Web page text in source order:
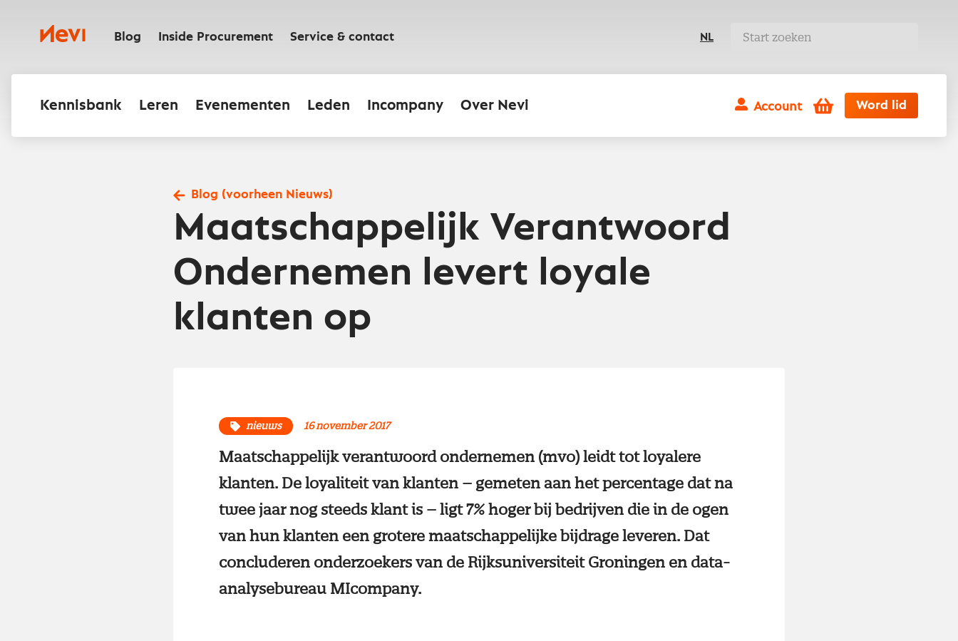
inhoudNevi Blog Inside Procurement Service & contact NL
Kennisbank Leren Evenementen Leden Incompany Over Nevi Account Winkelwagen
Word lid
Blog (voorheen Nieuws)
Maatschappelijk Verantwoord
Ondernemen levert loyale
klanten op
nieuws 16 november 2017
Maatschappelijk verantwoord ondernemen (mvo) leidt tot loyalere
klanten. De loyaliteit van klanten – gemeten aan het percentage dat na
twee jaar nog steeds klant is – ligt 7% hoger bij bedrijven die in de ogen
van hun klanten een grotere maatschappelijke bijdrage leveren. Dat
concluderen onderzoekers van de Rijksuniversiteit Groningen en data-
analysebureau MIcompany.